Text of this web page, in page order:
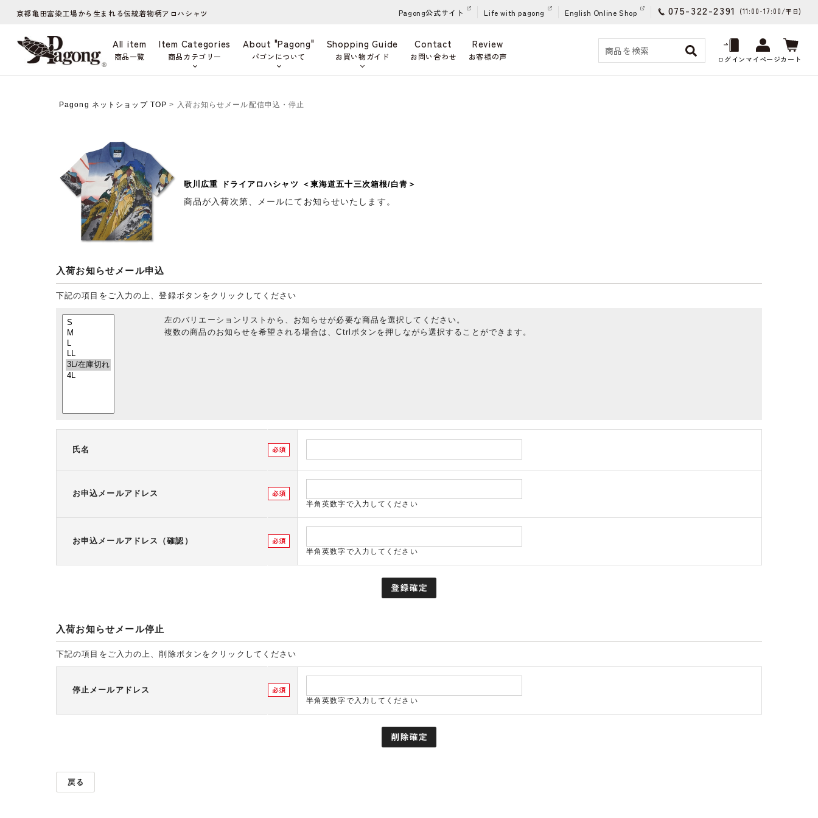
京都亀田富染工場から生まれる伝統着物柄アロハシャツ Pagong公式サイト Life with pagong English Online Shop 075-322-2391 (11:00-17:00/平日)
All item
商品一覧
Item Categories
商品カテゴリー
About "Pagong"
パゴンについて
Shopping Guide
お買い物ガイド
Contact
お問い合わせ
Review
お客様の声 ログインマイページカート
Pagong ネットショップ TOP > 入荷お知らせメール配信申込・停止
歌川広重 ドライアロハシャツ ＜東海道五十三次箱根/白青＞
商品が入荷次第、メールにてお知らせいたします。
入荷お知らせメール申込
下記の項目をご入力の上、登録ボタンをクリックしてください
左のバリエーションリストから、お知らせが必要な商品を選択してください。
複数の商品のお知らせを希望される場合は、Ctrlボタンを押しながら選択することができます。
氏名
お申込メールアドレス
半角英数字で入力してください
お申込メールアドレス（確認）
半角英数字で入力してください
入荷お知らせメール停止
下記の項目をご入力の上、削除ボタンをクリックしてください
停止メールアドレス
半角英数字で入力してください